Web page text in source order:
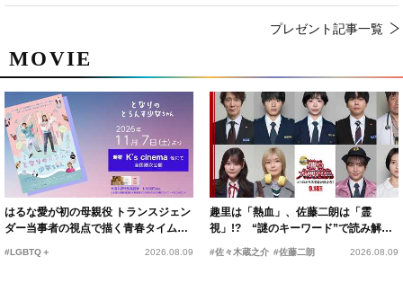
MOVIE
はるな愛が初の母親役 トランスジェン
ダー当事者の視点で描く青春タイムス
#LGBTQ＋ 2026.08.09
趣里は「熱血」、佐藤二朗は「霊
視」!? “謎のキーワード”で読み解く
#佐々木蔵之介 #佐藤二朗 2026.08.09
プレゼント記事一覧